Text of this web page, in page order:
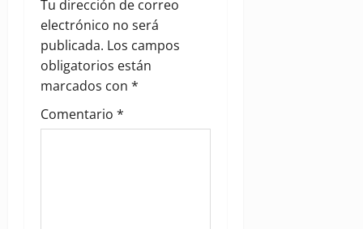
a
t
i
o
Tu dirección de correo
electrónico no será
publicada. Los campos
obligatorios están
marcados con *
Comentario *